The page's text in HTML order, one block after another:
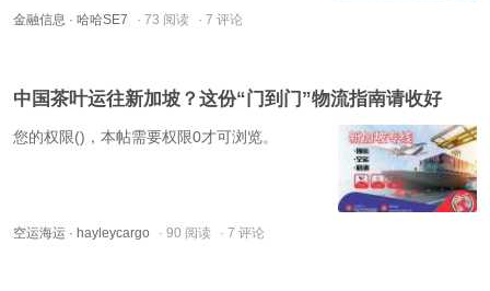
金融信息 · 哈哈SE7 · 73 阅读 · 7 评论
中国茶叶运往新加坡？这份“门到门”物流指南请收好
您的权限()，本帖需要权限0才可浏览。
空运海运 · hayleycargo · 90 阅读 · 7 评论